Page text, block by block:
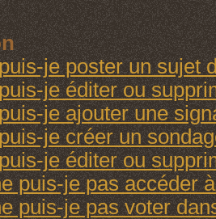
je poster un sujet
je éditer ou
je ajouter une
je créer un
je éditer ou
puis-je pas accéder
puis-je pas voter